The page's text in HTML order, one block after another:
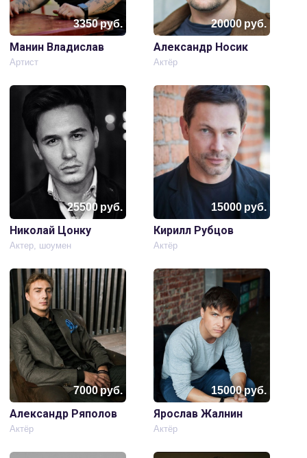
3350руб.
Манин Владислав
Артист
20000руб.
Александр Носик
Актёр
25500руб.
Николай Цонку
Актер, шоумен
15000руб.
Кирилл Рубцов
Актёр
7000руб.
Александр Ряполов
Актёр
15000руб.
Ярослав Жалнин
Актёр